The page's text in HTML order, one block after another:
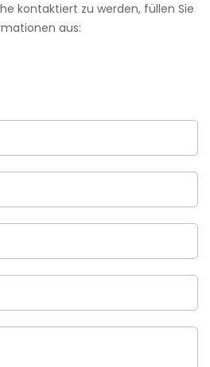
kontaktiert zu werden, füllen Sie
aus: